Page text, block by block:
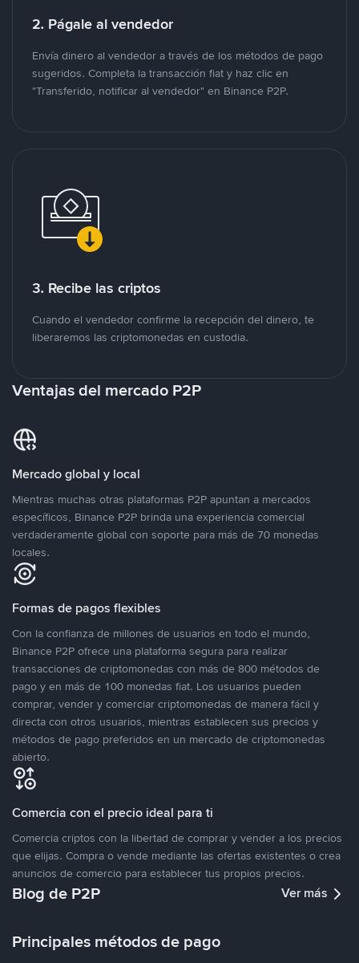
2. Págale al vendedor
Envía dinero al vendedor a través de los métodos de pago
sugeridos. Completa la transacción fiat y haz clic en
"Transferido, notificar al vendedor" en Binance P2P.
3. Recibe las criptos
Cuando el vendedor confirme la recepción del dinero, te
liberaremos las criptomonedas en custodia.
Ventajas del mercado P2P
Mercado global y local
Mientras muchas otras plataformas P2P apuntan a mercados
específicos, Binance P2P brinda una experiencia comercial
verdaderamente global con soporte para más de 70 monedas
locales.
Formas de pagos flexibles
Con la confianza de millones de usuarios en todo el mundo,
Binance P2P ofrece una plataforma segura para realizar
transacciones de criptomonedas con más de 800 métodos de
pago y en más de 100 monedas fiat. Los usuarios pueden
comprar, vender y comerciar criptomonedas de manera fácil y
directa con otros usuarios, mientras establecen sus precios y
métodos de pago preferidos en un mercado de criptomonedas
abierto.
Comercia con el precio ideal para ti
Comercia criptos con la libertad de comprar y vender a los precios
que elijas. Compra o vende mediante las ofertas existentes o crea
anuncios de comercio para establecer tus propios precios.
Blog de P2P Ver más
Principales métodos de pago